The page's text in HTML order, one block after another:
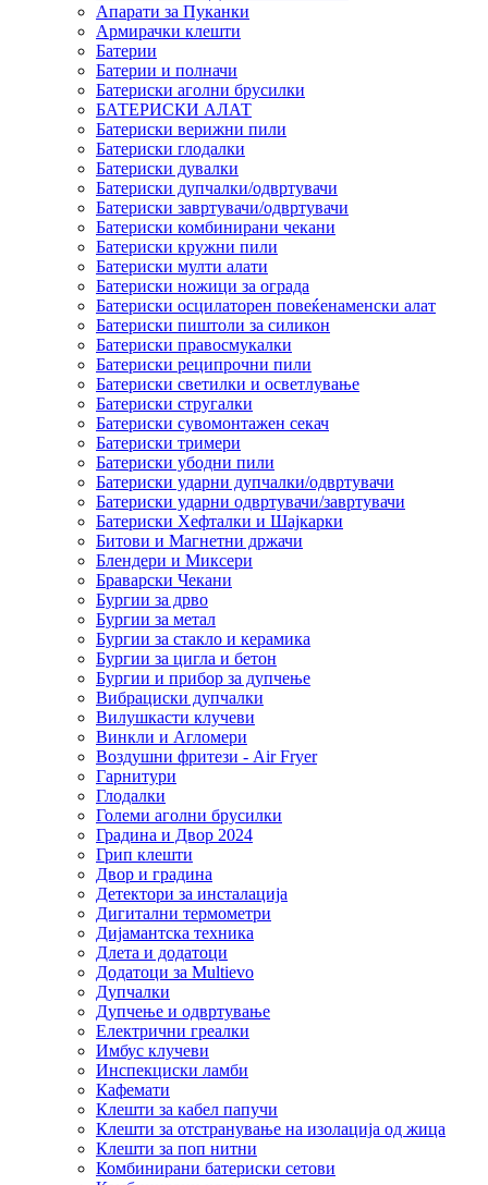
Апарати за Пуканки
Армирачки клешти
Батерии
Батерии и полначи
Батериски аголни брусилки
БАТЕРИСКИ АЛАТ
Батериски верижни пили
Батериски глодалки
Батериски дувалки
Батериски дупчалки/одвртувачи
Батериски завртувачи/одвртувачи
Батериски комбинирани чекани
Батериски кружни пили
Батериски мулти алати
Батериски ножици за ограда
Батериски осцилаторен повеќенаменски алат
Батериски пиштоли за силикон
Батериски правосмукалки
Батериски реципрочни пили
Батериски светилки и осветлување
Батериски стругалки
Батериски сувомонтажен секач
Батериски тримери
Батериски убодни пили
Батериски ударни дупчалки/одвртувачи
Батериски ударни одвртувачи/завртувачи
Батериски Хефталки и Шајкарки
Битови и Магнетни држачи
Блендери и Миксери
Браварски Чекани
Бургии за дрво
Бургии за метал
Бургии за стакло и керамика
Бургии за цигла и бетон
Бургии и прибор за дупчење
Вибрациски дупчалки
Вилушкасти клучеви
Винкли и Агломери
Воздушни фритези - Air Fryer
Гарнитури
Глодалки
Големи аголни брусилки
Градина и Двор 2024
Грип клешти
Двор и градина
Детектори за инсталација
Дигитални термометри
Дијамантска техника
Длета и додатоци
Додатоци за Multievo
Дупчалки
Дупчење и одвртување
Електрични греалки
Имбус клучеви
Инспекциски ламби
Кафемати
Клешти за кабел папучи
Клешти за отстранување на изолација од жица
Клешти за поп нитни
Комбинирани батериски сетови